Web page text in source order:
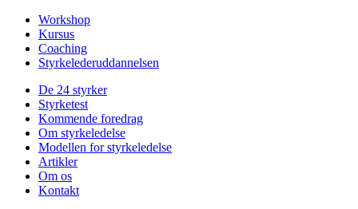
Workshop
Kursus
Coaching
Styrkelederuddannelsen
De 24 styrker
Styrketest
Kommende foredrag
Om styrkeledelse
Modellen for styrkeledelse
Artikler
Om os
Kontakt